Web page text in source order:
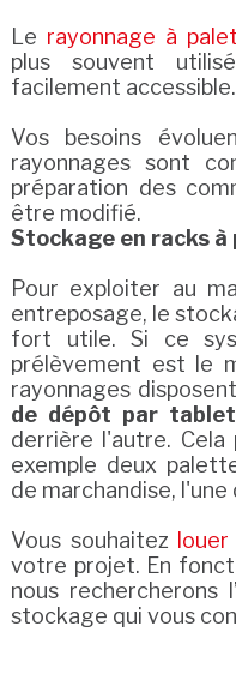
Le rayonnage à
plus souvent
facilement accessible.
Vos besoins
rayonnages sont
préparation des
être modifié.
Stockage en racks
Pour exploiter au
entreposage, le
fort utile. Si ce
prélèvement est le
rayonnages
de dépôt par
derrière l'autre.
exemple deux
de marchandise,
Vous souhaitez
votre projet. En
nous rechercherons
stockage qui vous